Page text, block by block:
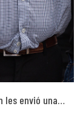
les envió una…